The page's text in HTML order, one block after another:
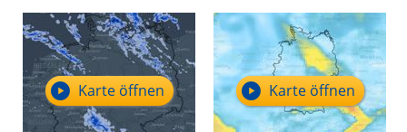
Karte öffnen Karte öffnen